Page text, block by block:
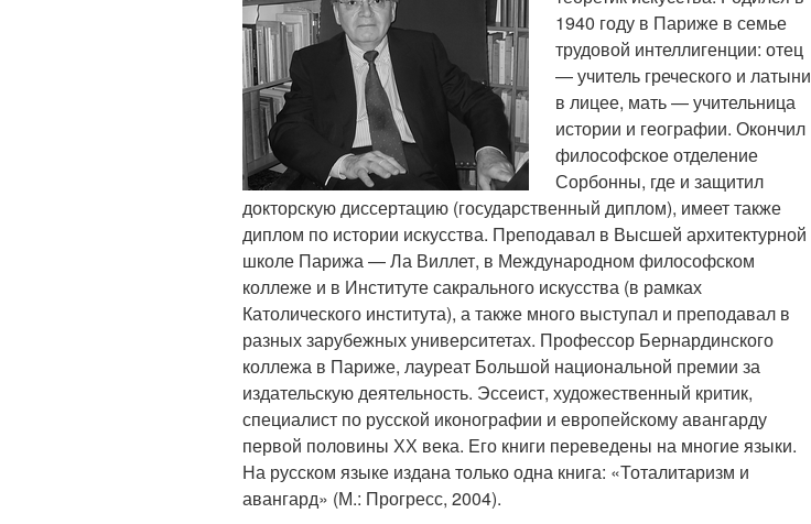
1940 году в Париже в семье
трудо­вой интеллигенции: отец
— учитель гречес­кого и латыни
в лицее, мать — учительница
истории и географии. Окончил
философское отделение
Сорбонны, где и защитил
доктор­скую диссертацию (государственный диплом), имеет также
диплом по истории искусства. Преподавал в Высшей архитектурной
школе Парижа — Ла Виллет, в Международном философском
коллеже и в Институте сакраль­ного искусства (в рамках
Католического института), а также много выступал и препо­давал в
разных зарубежных университетах. Профессор Бернардинского
коллежа в Париже, лауреат Большой национальной премии за
издательскую деятель­ность. Эссеист, художественный критик,
специалист по русской иконографии и европейскому авангарду
первой половины ХХ века. Его книги переведены на многие языки.
На русском языке издана только одна книга: «Тоталита­ризм и
авангард» (М.: Прогресс, 2004).